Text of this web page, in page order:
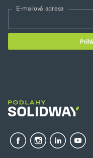
E-mailová adresa